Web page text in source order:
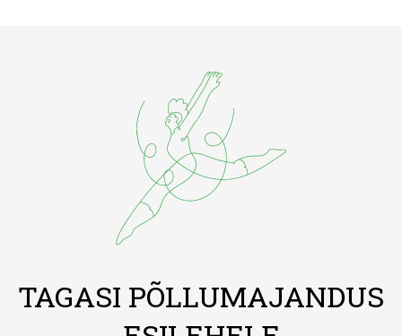
TAGASI PÕLLUMAJANDUS